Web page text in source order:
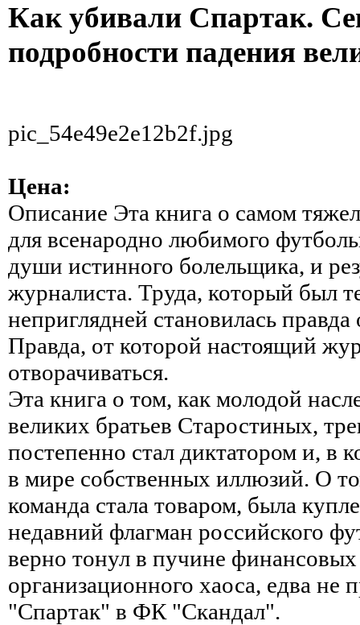
Как убивали Спартак.
подробности падения
pic_54e49e2e12b2f.jpg
Цена:
Описание Эта книга о самом
для всенародно любимого
души истинного болельщика, и
журналиста. Труда, который был
неприглядней становилась
Правда, от которой настоящий
отворачиваться.
Эта книга о том, как молодой
великих братьев Старостиных,
постепенно стал диктатором и, в
в мире собственных иллюзий. О
команда стала товаром, была
недавний флагман российского
верно тонул в пучине
организационного хаоса, едва не
"Спартак" в ФК "Скандал".